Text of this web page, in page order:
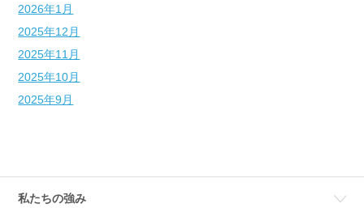
2026年1月
2025年12月
2025年11月
2025年10月
2025年9月
私たちの強み